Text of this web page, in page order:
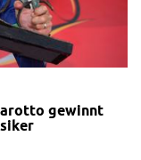
gewinnt